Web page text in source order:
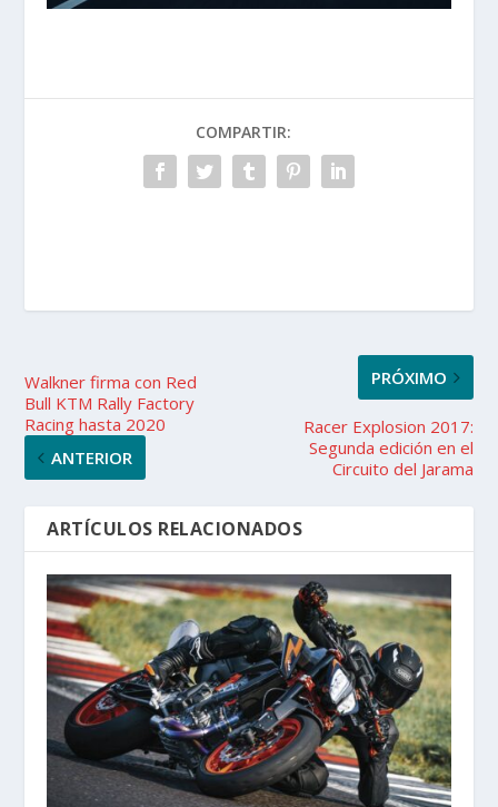
COMPARTIR:
Walkner firma con Red
Bull KTM Rally Factory
Racing hasta 2020
ANTERIOR
PRÓXIMO
Racer Explosion 2017:
Segunda edición en el
Circuito del Jarama
ARTÍCULOS RELACIONADOS